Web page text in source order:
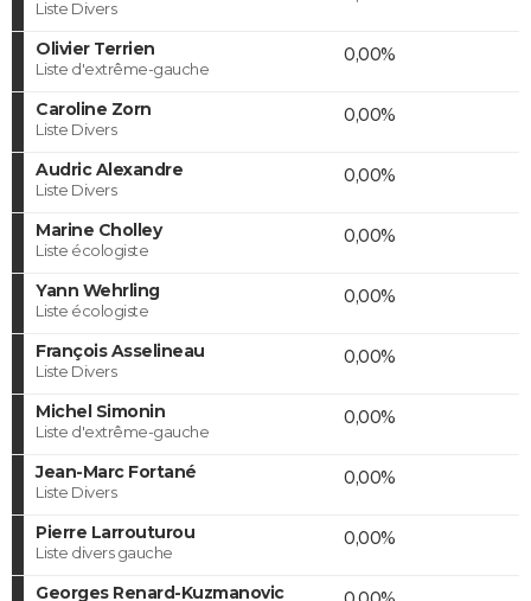
Liste Divers
Olivier Terrien
Liste d'extrême-gauche
0,00%
Caroline Zorn
Liste Divers
0,00%
Audric Alexandre
Liste Divers
0,00%
Marine Cholley
Liste écologiste
0,00%
Yann Wehrling
Liste écologiste
0,00%
François Asselineau
Liste Divers
0,00%
Michel Simonin
Liste d'extrême-gauche
0,00%
Jean-Marc Fortané
Liste Divers
0,00%
Pierre Larrouturou
Liste divers gauche
0,00%
Georges Renard-Kuzmanovic